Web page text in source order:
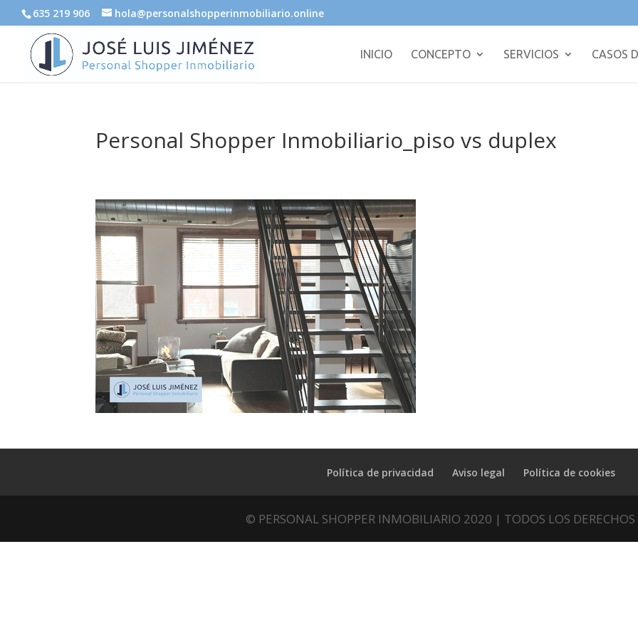
635 219 906 hola@personalshopperinmobiliario.online
INICIO CONCEPTO SERVICIOS CASOS
Personal Shopper Inmobiliario_piso vs duplex
Política de privacidad Aviso legal Política de cookies
© PERSONAL SHOPPER INMOBILIARIO 2020 | TODOS LOS DERECHOS